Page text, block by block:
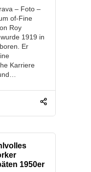
– Foto –
of-Fine
Roy
1919 in
Er
Karriere
1950er